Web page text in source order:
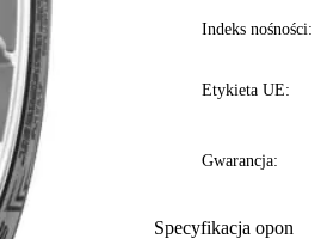
Indeks nośności:
Etykieta UE:
Gwarancja:
Specyfikacja opon